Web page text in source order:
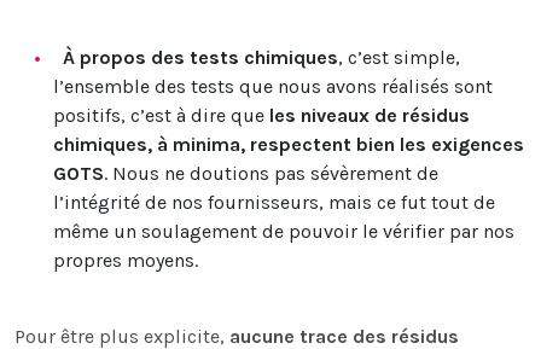
À propos des tests chimiques, c’est simple,
l’ensemble des tests que nous avons réalisés sont
positifs, c’est à dire que les niveaux de résidus
chimiques, à minima, respectent bien les exigences
GOTS. Nous ne doutions pas sévèrement de
l’intégrité de nos fournisseurs, mais ce fut tout de
même un soulagement de pouvoir le vérifier par nos
propres moyens.
Pour être plus explicite, aucune trace des résidus